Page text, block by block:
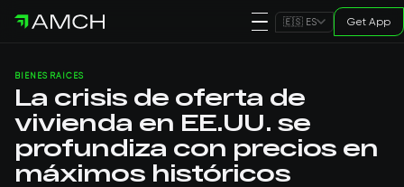
🇪🇸 ES Get App
BIENES RAÍCES
La crisis de oferta de
vivienda en EE.UU. se
profundiza con precios en
máximos históricos